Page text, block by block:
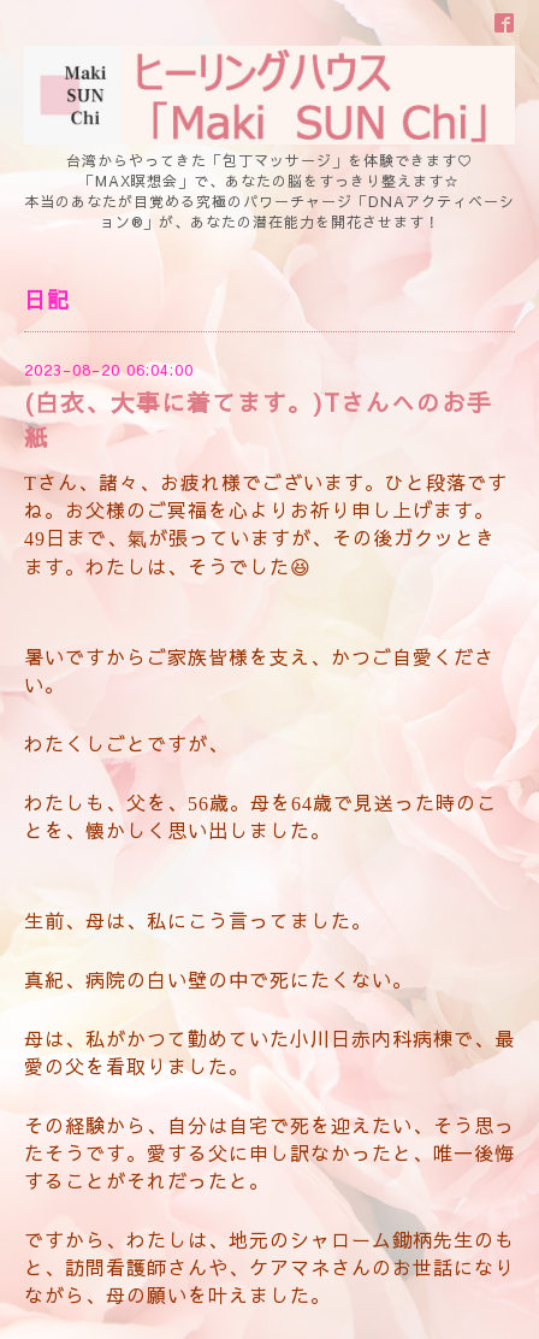
台湾からやってきた「包丁マッサージ」を体験できます♡
「MAX瞑想会」で、あなたの脳をすっきり整えます☆
本当のあなたが目覚める究極のパワーチャージ「DNAアクティベーシ
ョン®」が、あなたの潜在能力を開花させます！
日記
2023-08-20 06:04:00
(白衣、大事に着てます。)Tさんへのお手
紙
Tさん、諸々、お疲れ様でございます。ひと段落です
ね。お父様のご冥福を心よりお祈り申し上げます。
49日まで、氣が張っていますが、その後ガクッとき
ます。わたしは、そうでした😆
暑いですからご家族皆様を支え、かつご自愛くださ
い。
わたくしごとですが、
わたしも、父を、 56歳。母を64歳で見送った時のこ
とを、懐かしく思い出しました。
生前、母は、私にこう言ってました。
真紀、病院の白い壁の中で死にたくない。
母は、私がかつて勤めていた小川日赤内科病棟で、最
愛の父を看取りました。
その経験から、 自分は自宅で死を迎えたい、そう思っ
たそうです。愛する父に申し訳なかったと、唯一後悔
することがそれだったと。
ですから、わたしは、地元のシャローム鋤柄先生のも
と、訪問看護師さんや、ケアマネさんのお世話になり
ながら、母の願いを叶えました。